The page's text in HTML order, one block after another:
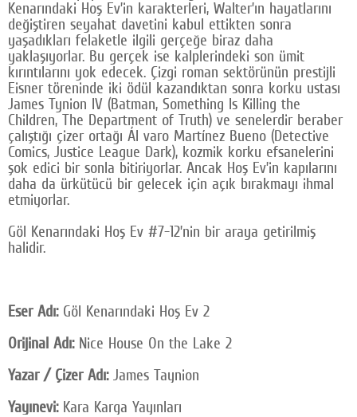
Kenarındaki Hoş Ev’in karakterleri, Walter’ın hayatlarını
değiştiren seyahat davetini kabul ettikten sonra
yaşadıkları felaketle ilgili gerçeğe biraz daha
yaklaşıyorlar. Bu gerçek ise kalplerindeki son ümit
kırıntılarını yok edecek. Çizgi roman sektörünün prestijli
Eisner töreninde iki ödül kazandıktan sonra korku ustası
James Tynion IV (Batman, Something Is Killing the
Children, The Department of Truth) ve senelerdir beraber
çalıştığı çizer ortağı Ál varo Martínez Bueno (Detective
Comics, Justice League Dark), kozmik korku efsanelerini
şok edici bir sonla bitiriyorlar. Ancak Hoş Ev’in kapılarını
daha da ürkütücü bir gelecek için açık bırakmayı ihmal
etmiyorlar.
Göl Kenarındaki Hoş Ev #7-12’nin bir araya getirilmiş
halidir.
Eser Adı: Göl Kenarındaki Hoş Ev 2
Orijinal Adı: Nice House On the Lake 2
Yazar / Çizer Adı: James Taynion
Yayınevi: Kara Karga Yayınları